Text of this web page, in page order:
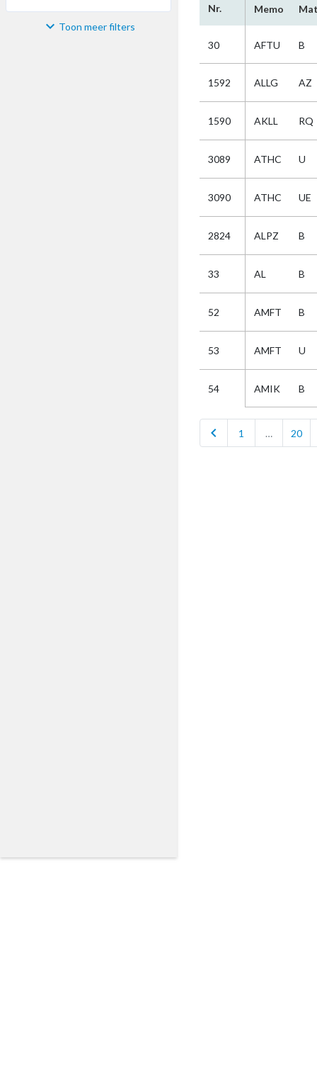
Materiaal Toon meer filters
Nr. Memo
30 AFTU B
1592 ALLG AZ
1590 AKLL RQ
3089 ATHC U
3090 ATHC UE
2824 ALPZ B
33 AL B
52 AMFT B
53 AMFT U
54 AMIK B
chevron_left 1 … 20